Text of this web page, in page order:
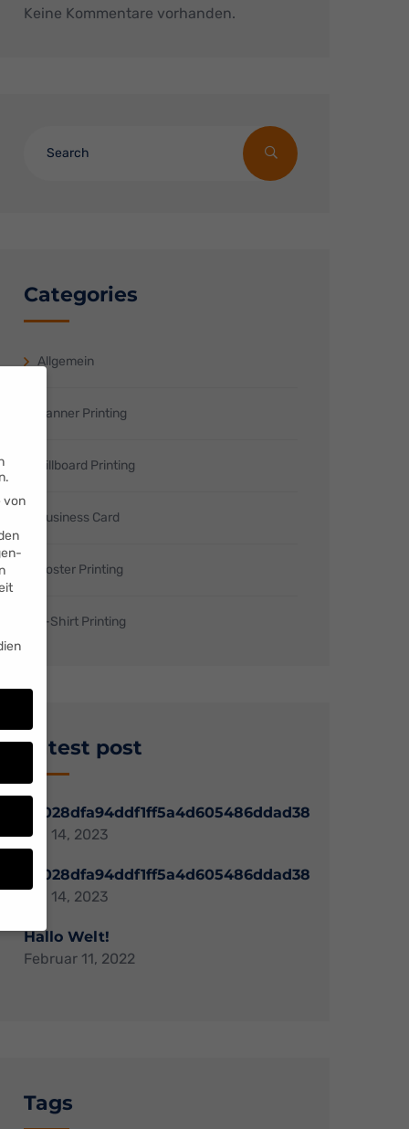
Keine Kommentare vorhanden.
Categories
Allgemein
Banner Printing
Billboard Printing
Business Card
Poster Printing
T-Shirt Printing
Latest post
38028dfa94ddf1ff5a4d605486ddad38
Mai 14, 2023
38028dfa94ddf1ff5a4d605486ddad38
Mai 14, 2023
Hallo Welt!
Februar 11, 2022
Tags
von